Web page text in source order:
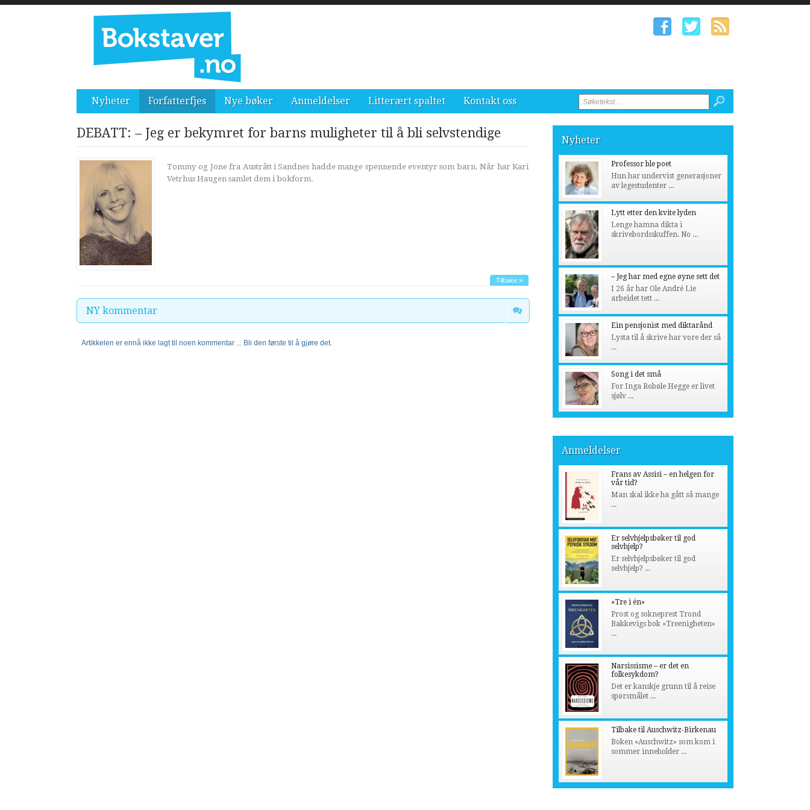
Nyheter Forfatterfjes Nye bøker Anmeldelser Litterært spaltet Kontakt oss
DEBATT: – Jeg er bekymret for barns muligheter til å bli selvstendige
Tommy og Jone fra Austrått i Sandnes hadde mange spennende eventyr som barn. Når har Kari
Vetrhus Haugen samlet dem i bokform.
Tilbake »
NY kommentar
Artikkelen er ennå ikke lagt til noen kommentar ... Bli den første til å gjøre det.
Nyheter
Professor ble poet
Hun har undervist generasjoner
av legestudenter ...
Lytt etter den kvite lyden
Lenge hamna dikta i
skrivebordsskuffen. No ...
– Jeg har med egne øyne sett det
I 26 år har Ole André Lie
arbeidet tett ...
Ein pensjonist med diktarånd
Lysta til å skrive har vore der så
...
Song i det små
For Inga Robøle Hegge er livet
sjølv ...
Anmeldelser
Frans av Assisi – en helgen for
vår tid?
Man skal ikke ha gått så mange
...
Er selvhjelpsbøker til god
selvhjelp?
Er selvhjelpsbøker til god
selvhjelp? ...
«Tre i én»
Prost og sokneprest Trond
Bakkevigs bok «Treenigheten»
...
Narsissisme – er det en
folkesykdom?
Det er kanskje grunn til å reise
spørsmålet ...
Tilbake til Auschwitz-Birkenau
Boken «Auschwitz» som kom i
sommer inneholder ...